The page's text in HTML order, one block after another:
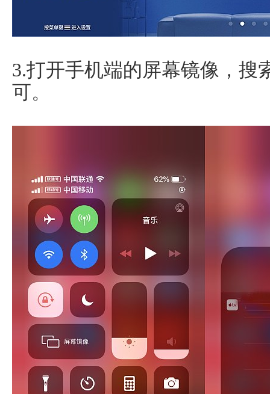
3.打开手机端的屏幕镜像，搜
可。